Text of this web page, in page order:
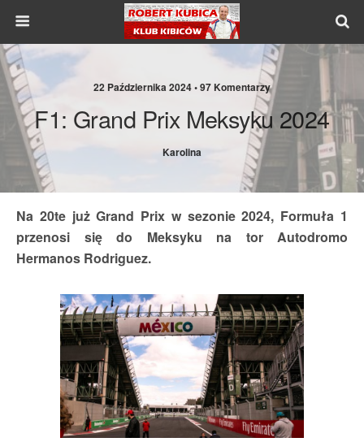
22 Października 2024 •97 Komentarzy
F1: Grand Prix Meksyku 2024
Karolina
Na 20te już Grand Prix w sezonie 2024, Formuła 1
przenosi się do Meksyku na tor Autodromo
Hermanos Rodriguez.